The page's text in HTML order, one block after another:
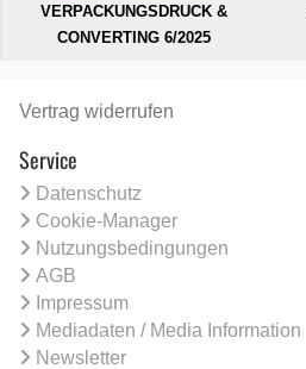
VERPACKUNGSDRUCK &
CONVERTING 6/2025
Vertrag widerrufen
Service
Datenschutz
Cookie-Manager
Nutzungsbedingungen
AGB
Impressum
Mediadaten / Media Information
Newsletter